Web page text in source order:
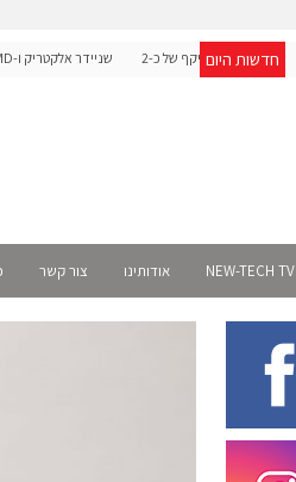
חדשות היום
אפולו פאוור תקים עבור אמזון פרויקט סולארי בצרפת בהיקף של כ-2
שניידר אלקטריק ו-AMD משתפות פעולה להאצת הקמת תשתיות AI
אודותינו צור קשר